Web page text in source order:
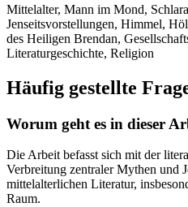
Mittelalter, Mann im Mond,
Jenseitsvorstellungen, Himmel,
des Heiligen Brendan,
Literaturgeschichte, Religion
Häufig gestellte
Worum geht es in dieser
Die Arbeit befasst sich mit der
Verbreitung zentraler Mythen und
mittelalterlichen Literatur,
Raum.